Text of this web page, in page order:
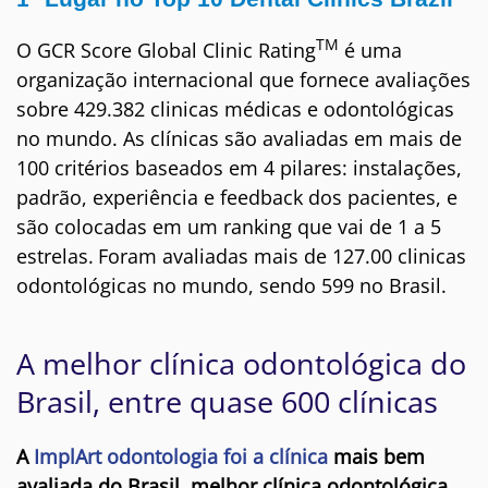
O GCR Score Global Clinic RatingTM é uma
organização internacional que fornece avaliações
sobre 429.382 clinicas médicas e odontológicas
no mundo. As clínicas são avaliadas em mais de
100 critérios baseados em 4 pilares: instalações,
padrão, experiência e feedback dos pacientes, e
são colocadas em um ranking que vai de 1 a 5
estrelas. Foram avaliadas mais de 127.00 clinicas
odontológicas no mundo, sendo 599 no Brasil.
A melhor clínica odontológica do
Brasil, entre quase 600 clínicas
AImplArt odontologia foi a clínica mais bem